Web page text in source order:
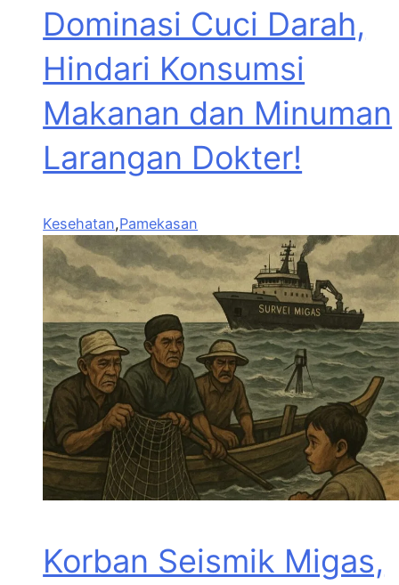
Dominasi Cuci Darah,
Hindari Konsumsi
Makanan dan Minuman
Larangan Dokter!
Kesehatan,Pamekasan
Korban Seismik Migas,